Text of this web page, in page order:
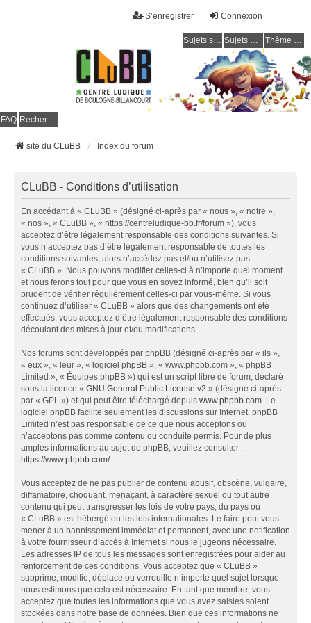
Connexion
S’enregistrer
Sujets sans réponse Sujets actifs Thème clair / foncé
FAQ Rechercher
site du CLuBB Index du forum
CLuBB - Conditions d’utilisation
En accédant à « CLuBB » (désigné ci-après par « nous », « notre »,
« nos », « CLuBB », « https://centreludique-bb.fr/forum »), vous
acceptez d’être légalement responsable des conditions suivantes. Si
vous n’acceptez pas d’être légalement responsable de toutes les
conditions suivantes, alors n’accédez pas et/ou n’utilisez pas
« CLuBB ». Nous pouvons modifier celles-ci à n’importe quel moment
et nous ferons tout pour que vous en soyez informé, bien qu’il soit
prudent de vérifier régulièrement celles-ci par vous-même. Si vous
continuez d’utiliser « CLuBB » alors que des changements ont été
effectués, vous acceptez d’être légalement responsable des conditions
découlant des mises à jour et/ou modifications.
Nos forums sont développés par phpBB (désigné ci-après par « ils »,
« eux », « leur », « logiciel phpBB », « www.phpbb.com », « phpBB
Limited », « Équipes phpBB ») qui est un script libre de forum, déclaré
sous la licence « GNU General Public License v2 » (désigné ci-après
par « GPL ») et qui peut être téléchargé depuis www.phpbb.com. Le
logiciel phpBB facilite seulement les discussions sur Internet. phpBB
Limited n’est pas responsable de ce que nous acceptons ou
n’acceptons pas comme contenu ou conduite permis. Pour de plus
amples informations au sujet de phpBB, veuillez consulter :
https://www.phpbb.com/.
Vous acceptez de ne pas publier de contenu abusif, obscène, vulgaire,
diffamatoire, choquant, menaçant, à caractère sexuel ou tout autre
contenu qui peut transgresser les lois de votre pays, du pays où
« CLuBB » est hébergé ou les lois internationales. Le faire peut vous
mener à un bannissement immédiat et permanent, avec une notification
à votre fournisseur d’accès à Internet si nous le jugeons nécessaire.
Les adresses IP de tous les messages sont enregistrées pour aider au
renforcement de ces conditions. Vous acceptez que « CLuBB »
supprime, modifie, déplace ou verrouille n’importe quel sujet lorsque
nous estimons que cela est nécessaire. En tant que membre, vous
acceptez que toutes les informations que vous avez saisies soient
stockées dans notre base de données. Bien que ces informations ne